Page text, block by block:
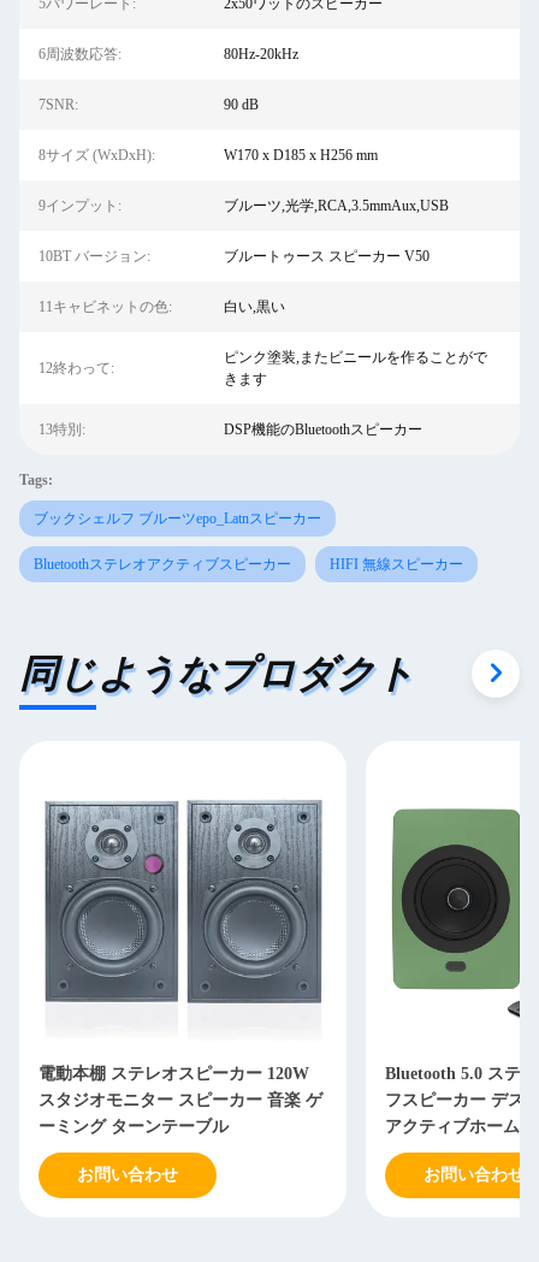
5パワーレート: 2x50ワットのスピーカー
6周波数応答: 80Hz-20kHz
7SNR: 90 dB
8サイズ (WxDxH): W170 x D185 x H256 mm
9インプット: ブルーツ,光学,RCA,3.5mmAux,USB
10BT バージョン: ブルートゥース スピーカー V50
11キャビネットの色: 白い,黒い
12終わって:
ピンク塗装,またビニールを作ることがで
きます
13特別: DSP機能のBluetoothスピーカー
Tags:
ブックシェルフ ブルーツepo_Latnスピーカー
Bluetoothステレオアクティブスピーカー HIFI 無線スピーカー
同じようなプロダクト
電動本棚 ステレオスピーカー 120W
スタジオモニター スピーカー 音楽 ゲ
ーミング ターンテーブル
お問い合わせ
Bluetooth 5.0 ステ
フスピーカー デス
アクティブホーム
ー
お問い合わせ